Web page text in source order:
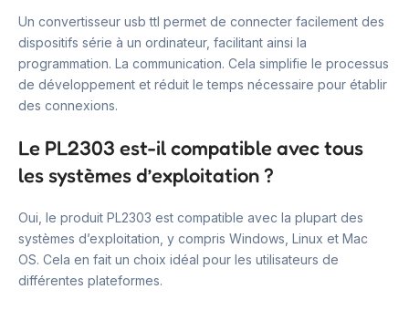
Un convertisseur usb ttl permet de connecter facilement des
dispositifs série à un ordinateur, facilitant ainsi la
programmation. La communication. Cela simplifie le processus
de développement et réduit le temps nécessaire pour établir
des connexions.
Le PL2303 est-il compatible avec tous
les systèmes d’exploitation ?
Oui, le produit PL2303 est compatible avec la plupart des
systèmes d’exploitation, y compris Windows, Linux et Mac
OS. Cela en fait un choix idéal pour les utilisateurs de
différentes plateformes.